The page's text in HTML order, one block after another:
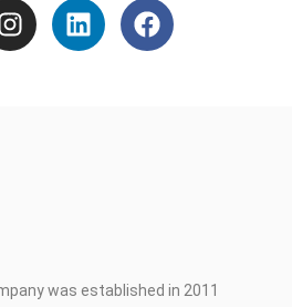
was established in 2011